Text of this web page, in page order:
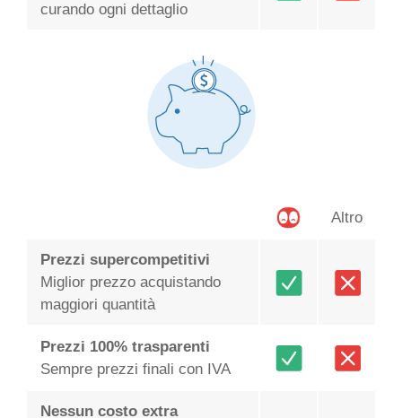
curando ogni dettaglio
Altro
Prezzi supercompetitivi
Miglior prezzo acquistando
maggiori quantità
Prezzi 100% trasparenti
Sempre prezzi finali con IVA
Nessun costo extra